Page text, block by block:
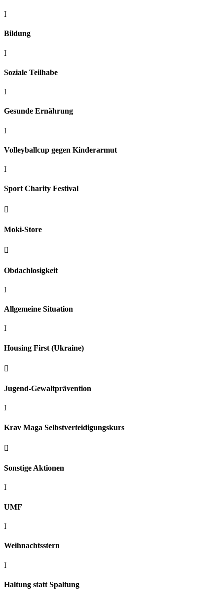
I
Bildung
I
Soziale Teilhabe
I
Gesunde Ernährung
I
Volleyballcup gegen Kinderarmut
I
Sport Charity Festival

Moki-Store

Obdachlosigkeit
I
Allgemeine Situation
I
Housing First (Ukraine)

Jugend-Gewaltprävention
I
Krav Maga Selbstverteidigungskurs

Sonstige Aktionen
I
UMF
I
Weihnachtsstern
I
Haltung statt Spaltung